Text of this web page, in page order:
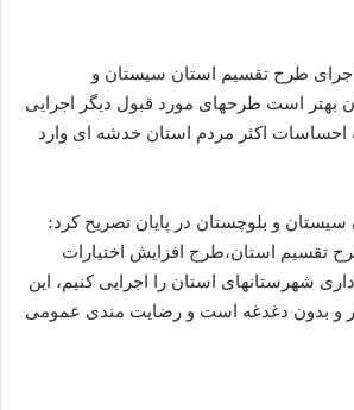
اجرای طرح تقسیم استان سیستان و
بهتر است طرحهای مورد قبول دیگر اجرایی
احساسات اکثر مردم استان خدشه ای وارد
و بلوچستان در پایان تصریح کرد:
تقسیم استان،طرح افزایش اختیارات
شهرستانهای استان را اجرایی کنیم، این
و بدون دغدغه است و رضایت مندی عمومی